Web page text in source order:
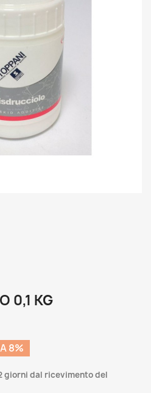
0,1 KG
8%
giorni dal ricevimento del